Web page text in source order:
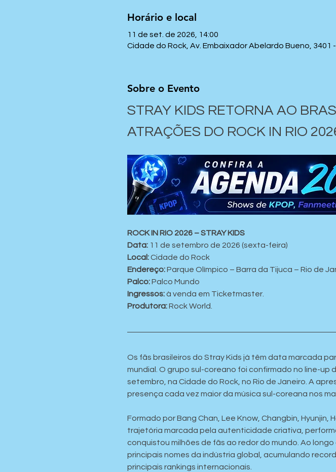
Horário e local
11 de set. de 2026, 14:00
Cidade do Rock, Av. Embaixador Abelardo Bueno, 3401
Sobre o Evento
STRAY KIDS RETORNA AO
ATRAÇÕES DO ROCK IN RIO
ROCK IN RIO 2026 – STRAY KIDS
Data: 11 de setembro de 2026 (sexta-feira)
Local: Cidade do Rock
Endereço: Parque Olímpico – Barra da Tijuca – Rio de
Palco: Palco Mundo
Ingressos: à venda em Ticketmaster.
Produtora: Rock World.
Os fãs brasileiros do Stray Kids já têm data marcada
mundial. O grupo sul-coreano foi confirmado no line-up
setembro, na Cidade do Rock, no Rio de Janeiro. A
presença cada vez maior da música sul-coreana nos
Formado por Bang Chan, Lee Know, Changbin, Hyunjin,
trajetória marcada pela autenticidade criativa,
conquistou milhões de fãs ao redor do mundo. Ao
principais nomes da indústria global, acumulando
principais rankings internacionais.